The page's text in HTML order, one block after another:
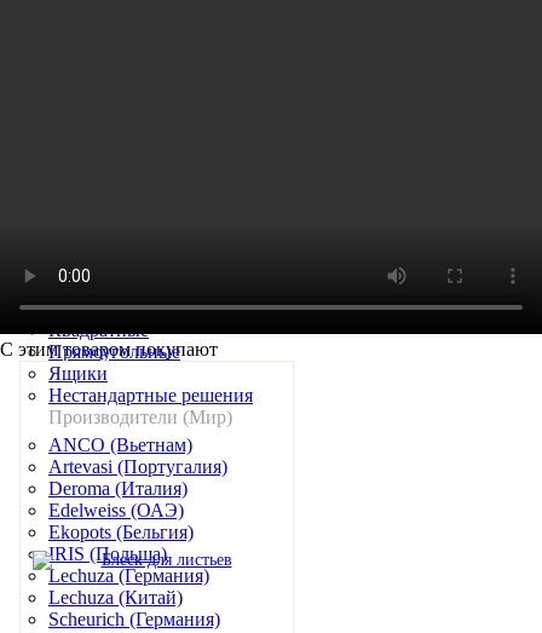
С автополивом
Напольные
С подставкой
Квадратные
Прямоугольные
Ящики
Нестандартные решения
Производители (Мир)
ANCO (Вьетнам)
Artevasi (Португалия)
Deroma (Италия)
Edelweiss (ОАЭ)
Ekopots (Бельгия)
IRIS (Польша)
Lechuza (Германия)
Lechuza (Китай)
Scheurich (Германия)
С этим товаром покупают